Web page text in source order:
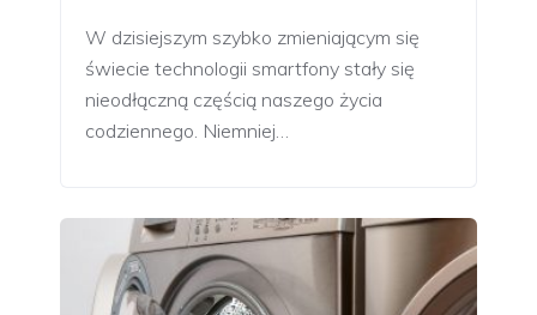
W dzisiejszym szybko zmieniającym się
świecie technologii smartfony stały się
nieodłączną częścią naszego życia
codziennego. Niemniej…